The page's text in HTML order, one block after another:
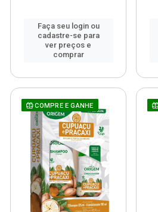
Faça seu login ou
cadastre-se para
ver preços e
comprar
COMPRE E GANHE